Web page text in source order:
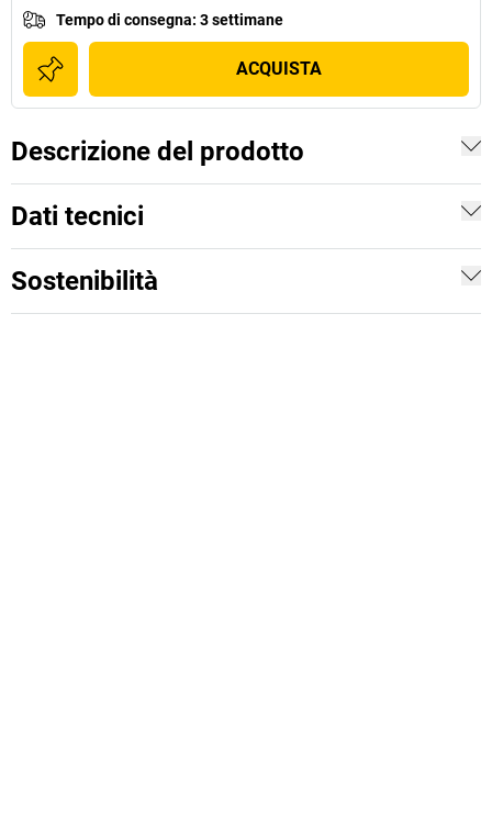
Tempo di consegna: 3 settimane
ACQUISTA
Descrizione del prodotto
Dati tecnici
Sostenibilità